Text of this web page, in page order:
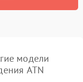
модели
ATN